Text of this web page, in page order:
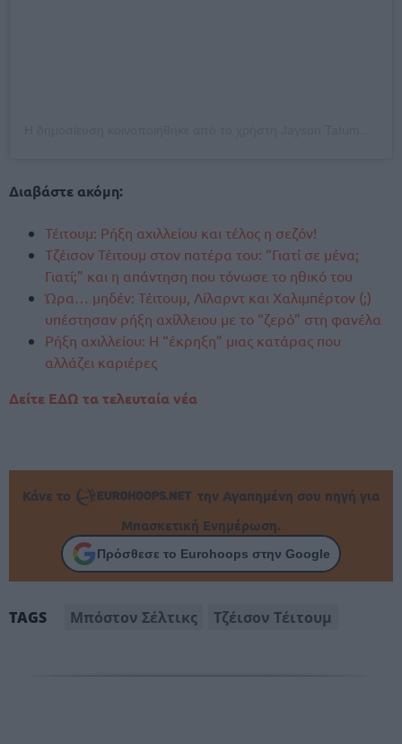
Διαβάστε ακόμη:
Τέιτουμ: Ρήξη αχιλλείου και τέλος η σεζόν!
Τζέισον Τέιτουμ στον πατέρα του: “Γιατί σε μένα;
Γιατί;” και η απάντηση που τόνωσε το ηθικό του
Ώρα… μηδέν: Τέιτουμ, Λίλαρντ και Χαλιμπέρτον (;)
υπέστησαν ρήξη αχίλλειου με το “ζερό” στη φανέλα
Ρήξη αχιλλείου: Η “έκρηξη” μιας κατάρας που
αλλάζει καριέρες
Δείτε ΕΔΩ τα τελευταία νέα
Κάνε το
την Αγαπημένη σου πηγή για
Μπασκετική Ενημέρωση.
Πρόσθεσε το Eurohoops στην Google
TAGS Μπόστον Σέλτικς Τζέισον Τέιτουμ